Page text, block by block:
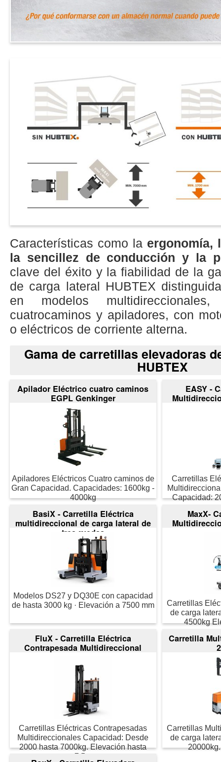
Características como la ergonomía,
la sencillez de conducción y la
clave del éxito y la fiabilidad de la
de carga lateral HUBTEX
en modelos multidireccionales,
cuatrocaminos y apiladores, con
o eléctricos de corriente alterna.
Gama de carretillas elevadoras
HUBTEX
Apilador Eléctrico cuatro caminos
EGPL Genkinger
Apiladores Eléctricos Cuatro caminos de
Gran Capacidad. Capacidades: 1600kg -
4000kg
EASY -
Carretillas
Capacidad:
BasiX - Carretilla Eléctrica
multidireccional de carga lateral de
tres ruedas
Modelos DS27 y DQ30E con capacidad
de hasta 3000 kg · Elevación a 7500 mm
MaxX-
Carretillas
de carga
4500kg
FluX - Carretilla Eléctrica
Contrapesada Multidireccional
Carretillas Eléctricas Contrapesadas
Multidireccionales Capacidad: Desde
2000 hasta 7000kg. Elevación hasta
7,5m
Carretilla
Carretillas
de carga